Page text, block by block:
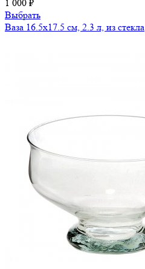
1 000 ₽
Выбрать
Ваза 16.5х17.5 см, 2.3 л, из стекла